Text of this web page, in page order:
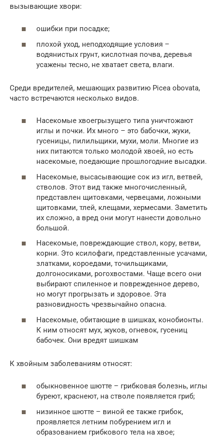
вызывающие хвори:
ошибки при посадке;
плохой уход, неподходящие условия –
водянистых грунт, кислотная почва, деревья
усажены тесно, не хватает света, влаги.
Среди вредителей, мешающих развитию Picea obovata,
часто встречаются несколько видов.
Насекомые хвоегрызущего типа уничтожают
иглы и почки. Их много – это бабочки, жуки,
гусеницы, пилильщики, мухи, моли. Многие из
них питаются только молодой хвоей, но есть
насекомые, поедающие прошлогодние высадки.
Насекомые, высасывающие сок из игл, ветвей,
стволов. Этот вид также многочисленный,
представлен щитовками, червецами, ложными
щитовками, тлей, клещами, хермесами. Заметить
их сложно, а вред они могут нанести довольно
большой.
Насекомые, повреждающие ствол, кору, ветви,
корни. Это ксилофаги, представленные усачами,
златками, короедами, точильщиками,
долгоносиками, рогохвостами. Чаще всего они
выбирают спиленное и поврежденное дерево,
но могут прогрызать и здоровое. Эта
разновидность чрезвычайно опасна.
Насекомые, обитающие в шишках, конобионты.
К ним относят мух, жуков, огневок, гусениц
бабочек. Они вредят шишкам
К хвойным заболеваниям относят:
обыкновенное шютте – грибковая болезнь, иглы
буреют, краснеют, на стволе появляется гриб;
низинное шютте – виной ее также грибок,
проявляется летним побурением игл и
образованием грибкового тела на хвое;